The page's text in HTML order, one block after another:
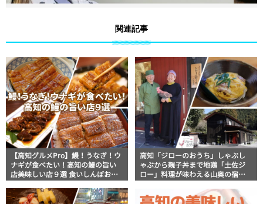
関連記事
【高知グルメPro】鰻！うなぎ！ウ
ナギが食べたい！高知の鰻の旨い
店美味しい店９選 食いしんぼおじ
セレクション
高知「ジローのおうち」しゃぶし
ゃぶから親子丼まで地鶏「土佐ジ
ロー」料理が味わえる山奥の宿泊